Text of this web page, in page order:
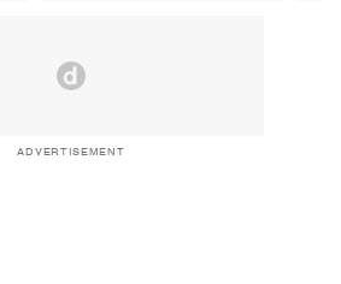
ADVERTISEMENT